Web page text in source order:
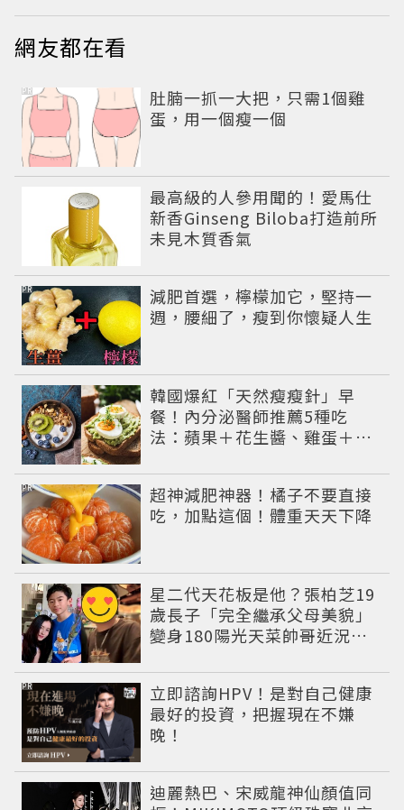
網友都在看
肚腩一抓一大把，只需1個雞
蛋，用一個瘦一個
PR
最高級的人參用聞的！愛馬仕
新香Ginseng Biloba打造前所
未見木質香氣
減肥首選，檸檬加它，堅持一
週，腰細了，瘦到你懷疑人生
PR
韓國爆紅「天然瘦瘦針」早
餐！內分泌醫師推薦5種吃
法：蘋果＋花生醬、雞蛋＋酪
超神減肥神器！橘子不要直接
吃，加點這個！體重天天下降
PR
星二代天花板是他？張柏芝19
歲長子「完全繼承父母美貌」
變身180陽光天菜帥哥近況曝
立即諮詢HPV！是對自己健康
最好的投資，把握現在不嫌
晚！
PR
迪麗熱巴、宋威龍神仙顏值同